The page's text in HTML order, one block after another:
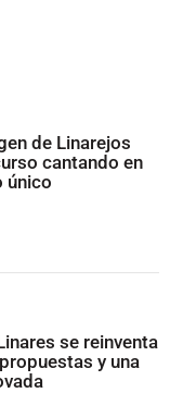
de Linarejos
cantando en
único
se reinventa
y una